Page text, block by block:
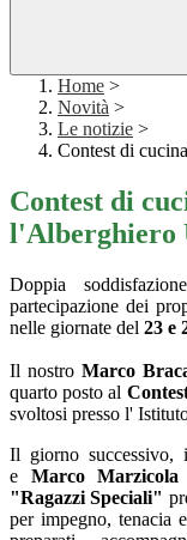
Home >
Novità >
Le notizie >
Contest di
Contest di
l'Alberghiero
Doppia
partecipazione dei
nelle giornate del 23 e
Il nostro Marco
quarto posto al
svoltosi presso l'
Il giorno successivo,
e Marco Marzicola
"Ragazzi Speciali"
per impegno, tenacia